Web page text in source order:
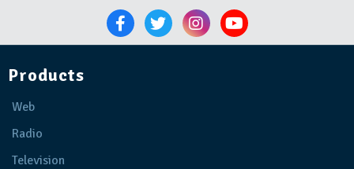
Products
Web
Radio
Television